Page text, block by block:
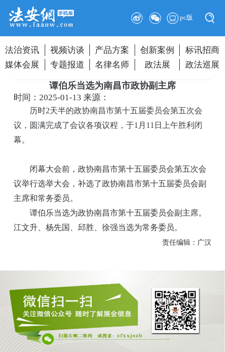
pc版
法治资讯 视频访谈 产品方案 创新案例
标讯招商
媒体会展
专题报道 名律名师 政法展 政法巡展
谭伯乐当选为南昌市政协副主席
时间：2025-01-13来源：
历时2天半的政协南昌市第十五届委员会第五次会
议，圆满完成了会议各项议程，于1月11日上午胜利闭
幕。
闭幕大会前，政协南昌市第十五届委员会第五次会
议举行选举大会，补选了政协南昌市第十五届委员会副
主席和常务委员。
谭伯乐当选为政协南昌市第十五届委员会副主席。
江文升、杨先国、邱胜、徐强当选为常务委员。
责任编辑：广汉